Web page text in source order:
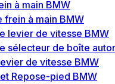
à main BMW
frein à main BMW
levier de vitesse BMW
sélecteur de boîte
de vitesse BMW
Repose-pied BMW